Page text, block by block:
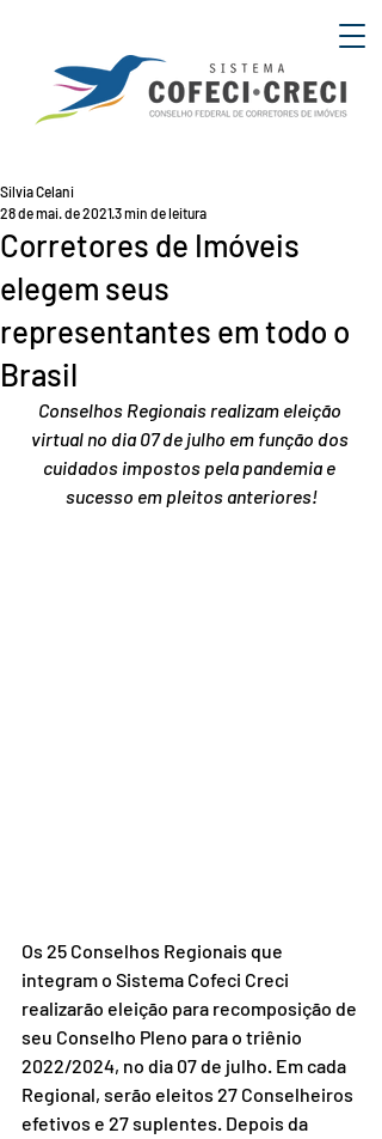
Corretores de Imóveis
elegem seus
representantes em todo o
Brasil
Silvia Celani
28 de mai. de 20213 min de leitura
Conselhos Regionais realizam eleição
virtual no dia 07 de julho em função dos
cuidados impostos pela pandemia e
sucesso em pleitos anteriores!
Os 25 Conselhos Regionais que
integram o Sistema Cofeci Creci
realizarão eleição para recomposição de
seu Conselho Pleno para o triênio
2022/2024, no dia 07 de julho. Em cada
Regional, serão eleitos 27 Conselheiros
efetivos e 27 suplentes. Depois da